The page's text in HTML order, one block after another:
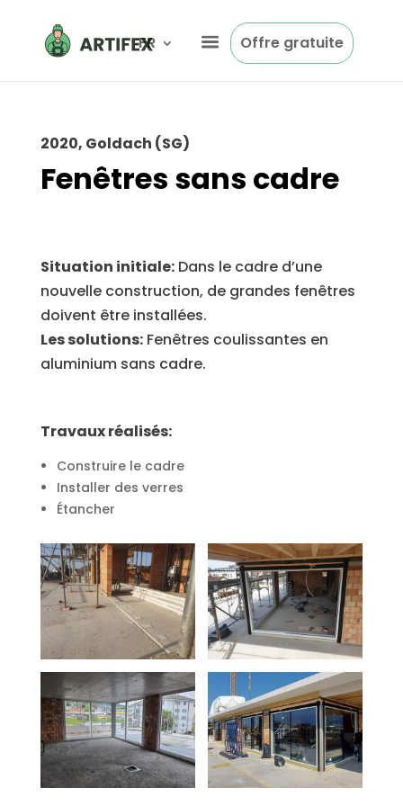
FR Offre gratuite
2020, Goldach (SG)
Fenêtres sans cadre
Situation initiale:Dans le cadre d’une
nouvelle construction, de grandes fenêtres
doivent être installées.
Les solutions:Fenêtres coulissantes en
aluminium sans cadre.
Travaux réalisés:
Construire le cadre
Installer des verres
Étancher